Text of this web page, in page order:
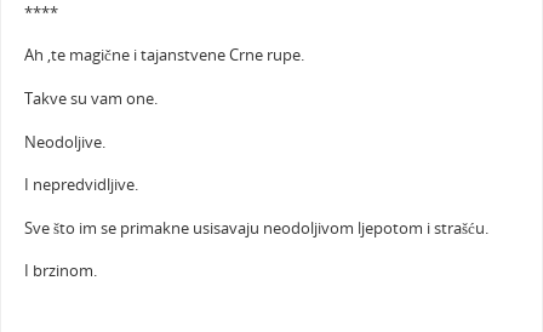
****
Ah ,te magične i tajanstvene Crne rupe.
Takve su vam one.
Neodoljive.
I nepredvidljive.
Sve što im se primakne usisavaju neodoljivom ljepotom i strašću.
I brzinom.